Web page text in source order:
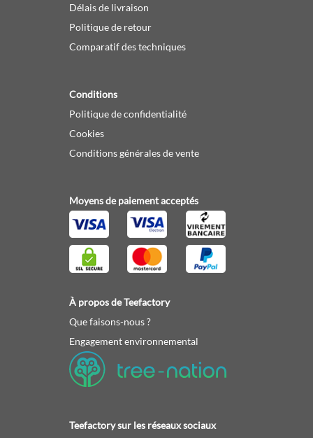
Délais de livraison
Politique de retour
Comparatif des techniques
Conditions
Politique de confidentialité
Cookies
Conditions générales de vente
Moyens de paiement acceptés
À propos de Teefactory
Que faisons-nous ?
Engagement environnemental
Teefactory sur les réseaux sociaux